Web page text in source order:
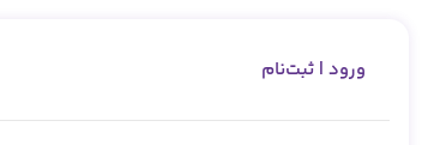
ورود | ثبت‌نام